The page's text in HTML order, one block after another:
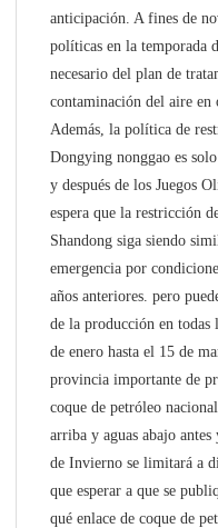
anticipación. A fines de
políticas en la temporada
necesario del plan de
contaminación del aire
Además, la política de
Dongying nonggao es
y después de los Juegos
espera que la restricción
Shandong siga siendo
emergencia por
años anteriores. pero
de la producción en todas
de enero hasta el 15 de
provincia importante de
coque de petróleo
arriba y aguas abajo
de Invierno se limitará a
que esperar a que se
qué enlace de coque de